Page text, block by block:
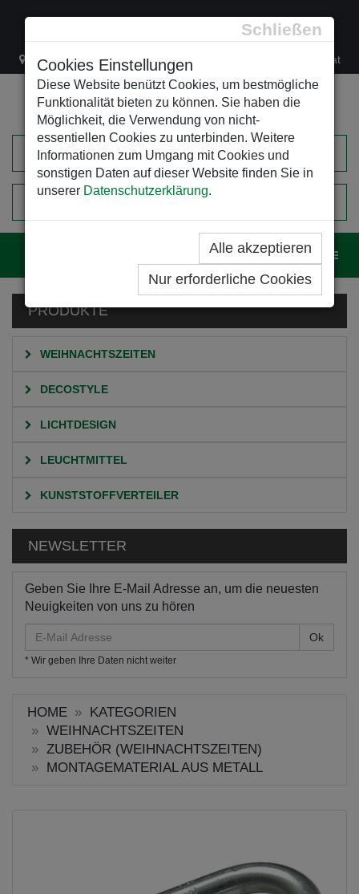
Schließen
Cookies Einstellungen
Diese Website benützt Cookies, um bestmögliche
Funktionalität bieten zu können. Sie haben die
Möglichkeit, die Verwendung von nicht-
essentiellen Cookies zu unterbinden. Weitere
Informationen zum Umgang mit Cookies und
sonstigen Daten auf dieser Website finden Sie in
unserer Datenschutzerklärung.
Alle akzeptieren
Nur erforderliche Cookies
Lacknergasse 78 +43/1/470 37 00 office@leso.at
EINKAUFSWAGEN
PRODUKTE
WEIHNACHTSZEITEN
DECOSTYLE
LICHTDESIGN
LEUCHTMITTEL
KUNSTSTOFFVERTEILER
NEWSLETTER
Geben Sie Ihre E-Mail Adresse an, um die neuesten
Neuigkeiten von uns zu hören
Mail
Adresse
* Wir geben Ihre Daten nicht weiter
HOME
KATEGORIEN
WEIHNACHTSZEITEN
ZUBEHÖR (WEIHNACHTSZEITEN)
MONTAGEMATERIAL AUS METALL